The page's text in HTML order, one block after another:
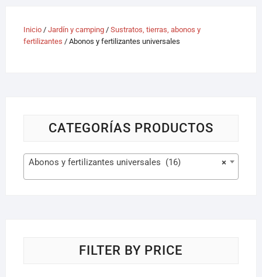
Inicio/ Jardín y camping/ Sustratos, tierras, abonos y
fertilizantes / Abonos y fertilizantes universales
CATEGORÍAS PRODUCTOS
×
Abonos y fertilizantes universales (16)
FILTER BY PRICE